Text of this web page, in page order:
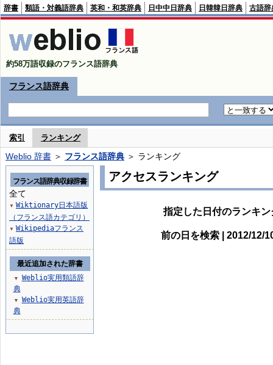
辞書 類語・対義語辞典 英和・和英辞典 日中中日辞典 日韓韓日辞典 古語辞
約58万語収録のフランス語辞典
フランス語辞典
索引 ランキング
Weblio 辞書 ＞ フランス語辞典 ＞ ランキング
アクセスランキング
指定した日付のランキ
前の日を検索 | 2012/12/
フランス語辞典収録辞書
全て
▼ Wiktionary日本語版
（フランス語カテゴリ）
▼ Wikipediaフランス
語版
最近追加された辞書
▼
Weblio実用類語辞
典
▼
Weblio実用英語辞
典